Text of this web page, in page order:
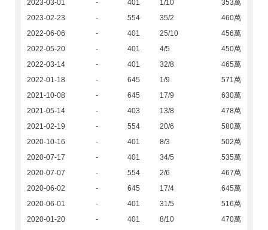
2023-03-01
- 401 1/10
353萬
2023-02-23
- 554 35/2
460萬
2022-06-06
- 401 25/10
456萬
2022-05-20
- 401 4/5
450萬
2022-03-14
- 401 32/8
465萬
2022-01-18
- 645 1/9
571萬
2021-10-08
- 645 17/9
630萬
2021-05-14
- 403 13/8
478萬
2021-02-19
- 554 20/6
580萬
2020-10-16
- 401 8/3
502萬
2020-07-17
- 401 34/5
535萬
2020-07-07
- 554 2/6
467萬
2020-06-02
- 645 17/4
645萬
2020-06-01
- 401 31/5
516萬
2020-01-20
- 401 8/10
470萬